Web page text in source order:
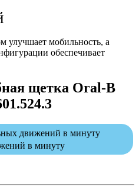
улучшает мобильность, а
обеспечивает
щетка Oral-B
движений в минуту
в минуту